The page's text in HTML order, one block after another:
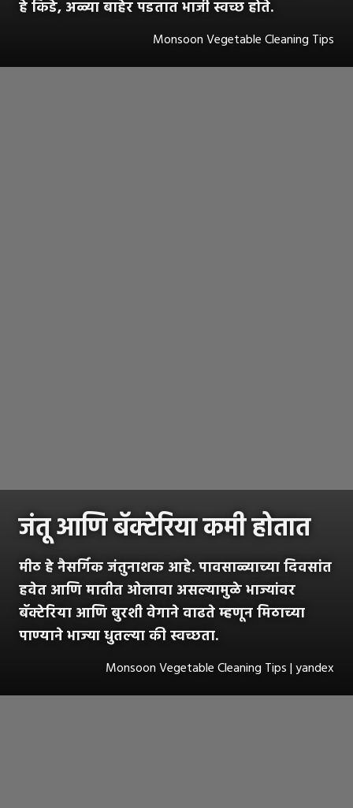
हे किडे, अळ्या बाहेर पडतात भाजी स्वच्छ होते.
Monsoon Vegetable Cleaning Tips
जंतू आणि बॅक्टेरिया कमी होतात
मीठ हे नैसर्गिक जंतुनाशक आहे. पावसाळ्याच्या दिवसांत
हवेत आणि मातीत ओलावा असल्यामुळे भाज्यांवर
बॅक्टेरिया आणि बुरशी वेगाने वाढते म्हणून मिठाच्या
पाण्याने भाज्या धुतल्या की स्वच्छता.
Monsoon Vegetable Cleaning Tips | yandex